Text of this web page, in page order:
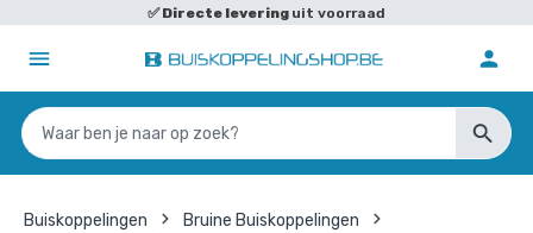
✅Directe levering uit voorraad
Buiskoppelingen
Bruine Buiskoppelingen